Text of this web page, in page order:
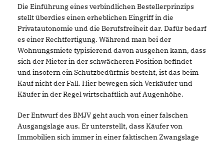
Die Einführung eines verbindlichen Bestellerprinzips
stellt überdies einen erheblichen Eingriff in die
Privatautonomie und die Berufsfreiheit dar. Dafür bedarf
es einer Rechtfertigung. Während man bei der
Wohnungsmiete typisierend davon ausgehen kann, dass
sich der Mieter in der schwächeren Position befindet
und insofern ein Schutzbedürfnis besteht, ist das beim
Kauf nicht der Fall. Hier bewegen sich Verkäufer und
Käufer in der Regel wirtschaftlich auf Augenhöhe.
Der Entwurf des BMJV geht auch von einer falschen
Ausgangslage aus. Er unterstellt, dass Käufer von
Immobilien sich immer in einer faktischen Zwangslage